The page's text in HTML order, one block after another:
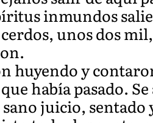
inmundos
unos dos
huyendo y
había pasado.
juicio, sentado